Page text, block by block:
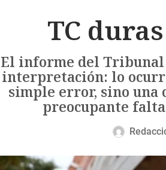
TC
El informe del Tribunal
interpretación: lo
simple error, sino una
preocupante